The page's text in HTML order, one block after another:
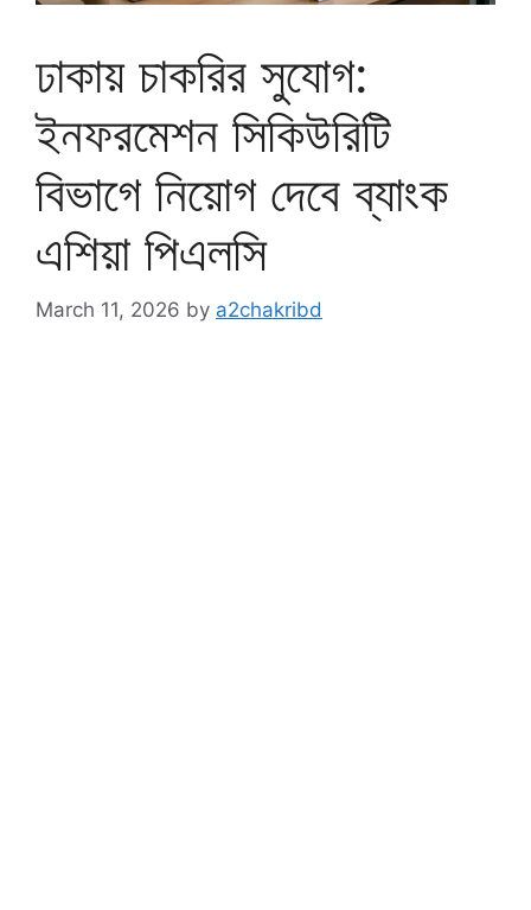
ঢাকায় চাকরির সুযোগ:
ইনফরমেশন সিকিউরিটি
বিভাগে নিয়োগ দেবে ব্যাংক
এশিয়া পিএলসি
March 11, 2026 by a2chakribd